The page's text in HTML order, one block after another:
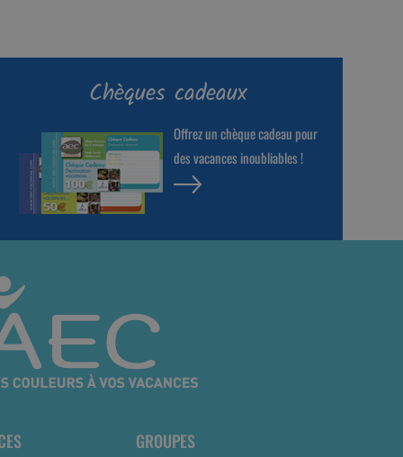
Chèques cadeaux
Offrez un chèque cadeau pour
des vacances inoubliables !
GROUPES